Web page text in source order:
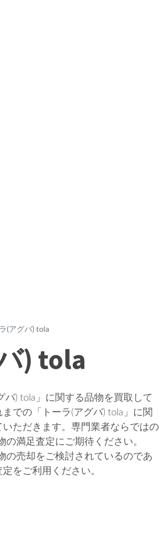
(アグバ) tola
) tola
) tola」に関する品物を買取して
での「トーラ(アグバ) tola」に関
ただきます。専門業者ならではの
の満足査定にご期待ください。
の売却をご検討されているのであ
をご利用ください。